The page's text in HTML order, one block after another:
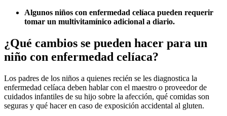
Algunos niños con enfermedad celíaca pueden requerir
tomar un multivitamínico adicional a diario.
¿Qué cambios se pueden hacer para un
niño con enfermedad celíaca?
Los padres de los niños a quienes recién se les diagnostica la
enfermedad celíaca deben hablar con el maestro o proveedor de
cuidados infantiles de su hijo sobre la afección, qué comidas son
seguras y qué hacer en caso de exposición accidental al gluten.